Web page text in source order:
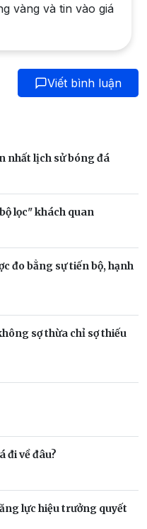
vàng và tin vào giá
Viết bình luận
nhất lịch sử bóng đá
lọc" khách quan
đo bằng sự tiến bộ, hạnh
sợ thừa chỉ sợ thiếu
đi về đâu?
lực hiệu trưởng quyết